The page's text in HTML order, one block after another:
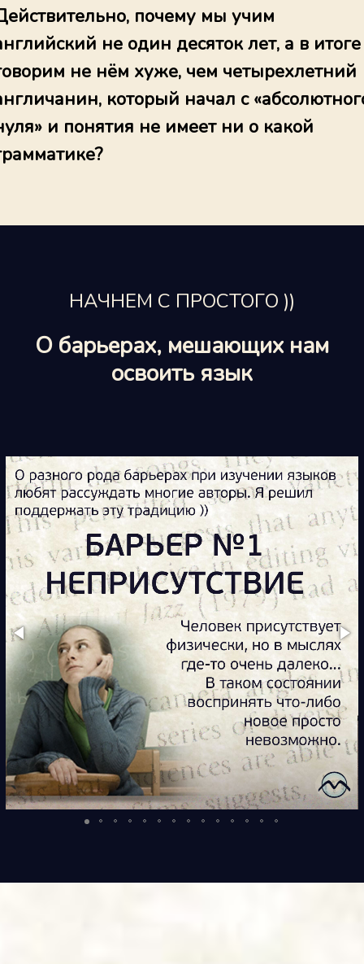
почему мы учим
не один десяток лет, а в итоге
не нём хуже, чем четырехлетний
который начал с
и понятия не имеет ни о какой
НАЧНЕМ С ПРОСТОГО ))
О барьерах, мешающих нам
освоить язык